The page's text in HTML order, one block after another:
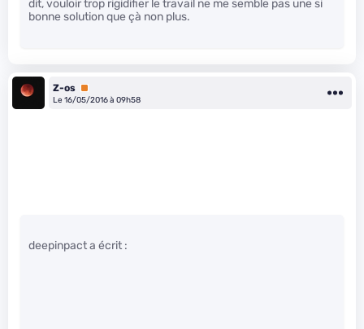
dit, vouloir trop rigidifier le travail ne me semble pas une si
bonne solution que çà non plus.
Z-os Premium
Le 16/05/2016 à 09h58
deepinpact a écrit :